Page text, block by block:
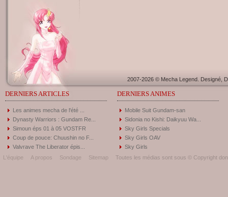
2007-2026 © Mecha Legend. Designé,
DERNIERS ARTICLES
Les animes mecha de l'été ...
Dynasty Warriors : Gundam Re...
Simoun éps 01 à 05 VOSTFR
Coup de pouce: Chuushin no F...
Valvrave The Liberator épis...
DERNIERS ANIMES
Mobile Suit Gundam-san
Sidonia no Kishi: Daikyuu Wa...
Sky Girls Specials
Sky Girls OAV
Sky Girls
L'équipe
A propos Sondage Sitemap Toutes les médias sont sous © Copyright